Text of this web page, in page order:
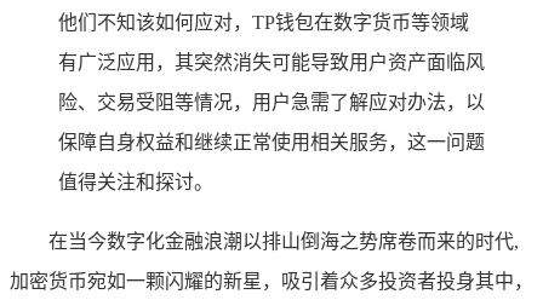
他们不知该如何应对，TP钱包在数字货币等领域
有广泛应用，其突然消失可能导致用户资产面临风
险、交易受阻等情况，用户急需了解应对办法，以
保障自身权益和继续正常使用相关服务，这一问题
值得关注和探讨。
在当今数字化金融浪潮以排山倒海之势席卷而来的时代,
加密货币宛如一颗闪耀的新星，吸引着众多投资者投身其中，